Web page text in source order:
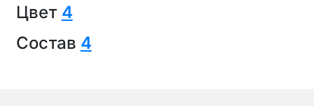
Цвет 4
Состав 4